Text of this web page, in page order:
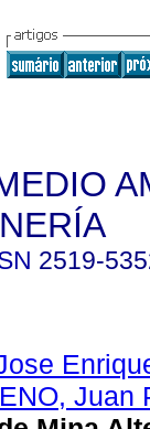
2519-
Juan